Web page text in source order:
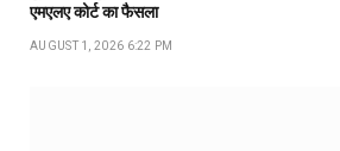
एमएलए कोर्ट का फैसला
AUGUST 1, 2026 6:22 PM